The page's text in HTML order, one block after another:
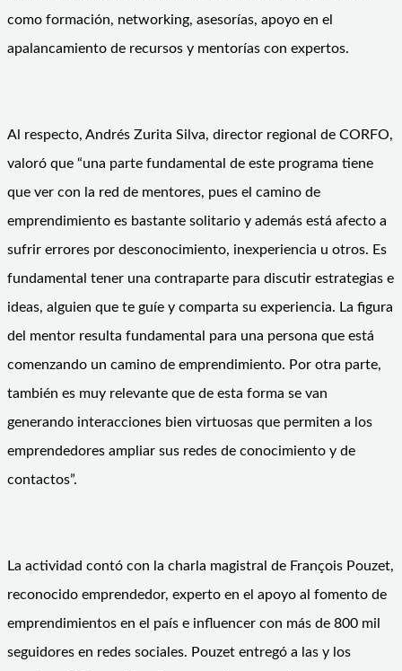
como formación, networking, asesorías, apoyo en el
apalancamiento de recursos y mentorías con expertos.
Al respecto, Andrés Zurita Silva, director regional de CORFO,
valoró que “una parte fundamental de este programa tiene
que ver con la red de mentores, pues el camino de
emprendimiento es bastante solitario y además está afecto a
sufrir errores por desconocimiento, inexperiencia u otros. Es
fundamental tener una contraparte para discutir estrategias e
ideas, alguien que te guíe y comparta su experiencia. La figura
del mentor resulta fundamental para una persona que está
comenzando un camino de emprendimiento. Por otra parte,
también es muy relevante que de esta forma se van
generando interacciones bien virtuosas que permiten a los
emprendedores ampliar sus redes de conocimiento y de
contactos”.
La actividad contó con la charla magistral de François Pouzet,
reconocido emprendedor, experto en el apoyo al fomento de
emprendimientos en el país e influencer con más de 800 mil
seguidores en redes sociales. Pouzet entregó a las y los